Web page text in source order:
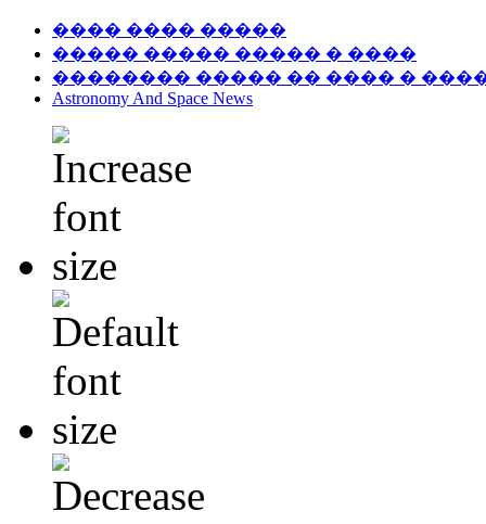
���� ���� �����
����� ����� ����� � ����
�������� ����� �� ���� �
Astronomy And Space News